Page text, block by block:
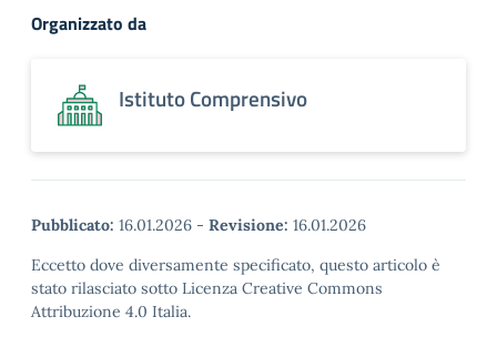
Organizzato da
Istituto Comprensivo
Pubblicato: 16.01.2026 - Revisione: 16.01.2026
Eccetto dove diversamente specificato, questo articolo è
stato rilasciato sotto Licenza Creative Commons
Attribuzione 4.0 Italia.